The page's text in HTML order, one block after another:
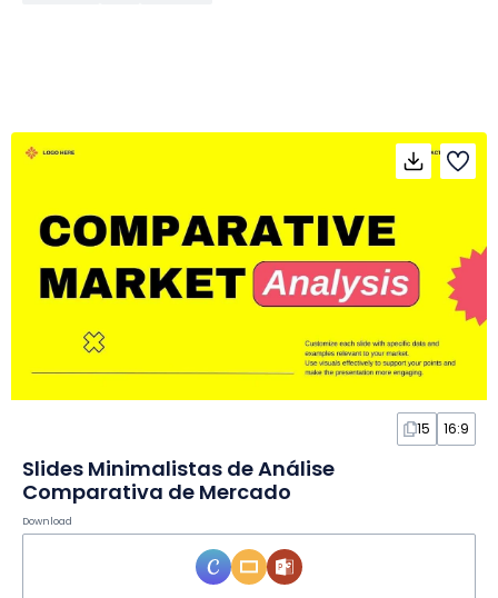
15 16:9
Slides Minimalistas de Análise
Comparativa de Mercado
Download